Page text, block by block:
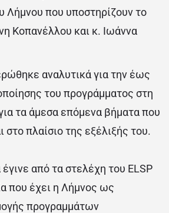
Λήμνου που υποστηρίζουν το
Κοπανέλλου και κ. Ιωάννα
αναλυτικά για την έως
του προγράμματος στη
τα άμεσα επόμενα βήματα που
στο πλαίσιο της εξέλιξής του.
έγινε από τα στελέχη του ELSP
που έχει η Λήμνος ως
προγραμμάτων